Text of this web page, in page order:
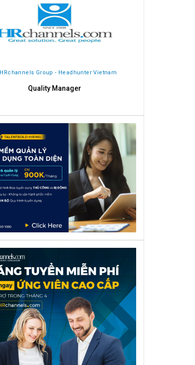
HRchannels Group - Headhunter Vietnam
Quality Manager